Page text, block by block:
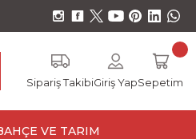
Sipariş TakibiGiriş YapSepetim
VE TARIM